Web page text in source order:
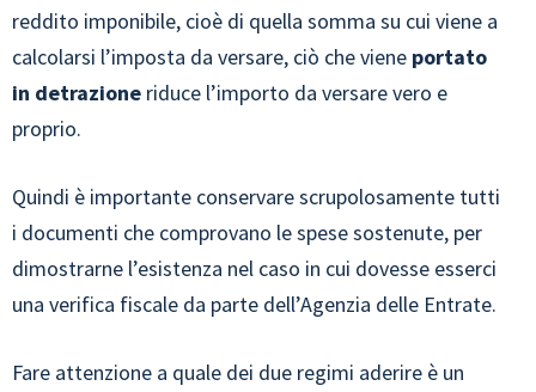
reddito imponibile, cioè di quella somma su cui viene a
calcolarsi l’imposta da versare, ciò che viene portato
in detrazione riduce l’importo da versare vero e
proprio.
Quindi è importante conservare scrupolosamente tutti
i documenti che comprovano le spese sostenute, per
dimostrarne l’esistenza nel caso in cui dovesse esserci
una verifica fiscale da parte dell’Agenzia delle Entrate.
Fare attenzione a quale dei due regimi aderire è un